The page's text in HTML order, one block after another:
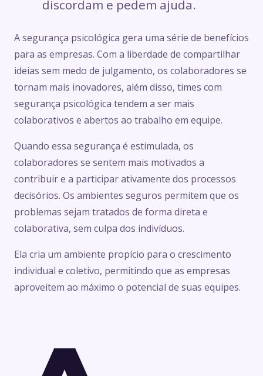
discordam e pedem ajuda.
A segurança psicológica gera uma série de benefícios
para as empresas. Com a liberdade de compartilhar
ideias sem medo de julgamento, os colaboradores se
tornam mais inovadores, além disso, times com
segurança psicológica tendem a ser mais
colaborativos e abertos ao trabalho em equipe.
Quando essa segurança é estimulada, os
colaboradores se sentem mais motivados a
contribuir e a participar ativamente dos processos
decisórios. Os ambientes seguros permitem que os
problemas sejam tratados de forma direta e
colaborativa, sem culpa dos indivíduos.
Ela cria um ambiente propício para o crescimento
individual e coletivo, permitindo que as empresas
aproveitem ao máximo o potencial de suas equipes.